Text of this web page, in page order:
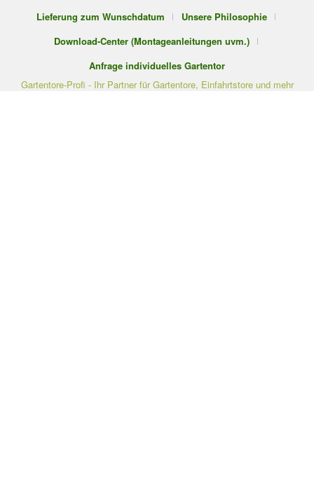
Lieferung zum Wunschdatum
Unsere Philosophie
Download-Center (Montageanleitungen uvm.)
Anfrage individuelles Gartentor
Gartentore-Profi - Ihr Partner für Gartentore, Einfahrtstore und mehr